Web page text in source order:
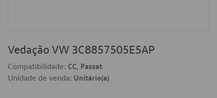
Vedação VW 3C8857505E5AP
Compatibilidade: CC, Passat
Unidade de venda: Unitário(a)